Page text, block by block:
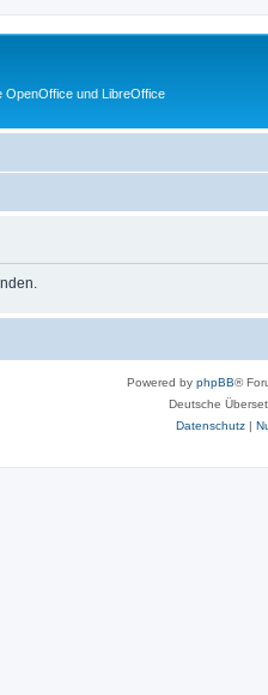
OpenOffice und LibreOffice
Powered by phpBB®
Deutsche
Datenschutz|